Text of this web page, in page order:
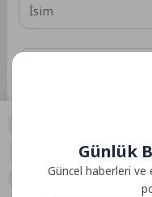
Daha sonraki
adresim ve site adresim
GÖNDER
Günlük
Güncel haberleri ve